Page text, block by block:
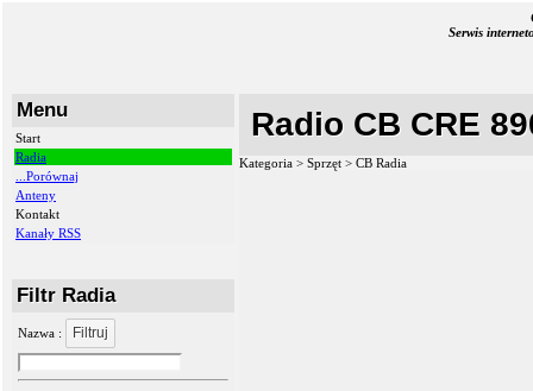
Serwis
Menu
Start
Radia
...Porównaj
Anteny
Kontakt
Kanały RSS
Filtr Radia
Nazwa : Filtruj
Radio CB CRE
Kategoria > Sprzęt > CB Radia